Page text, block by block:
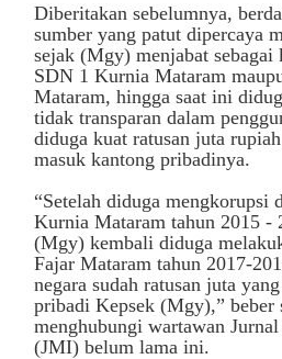
Diberitakan sebelumnya,
sumber yang patut dipercaya
sejak (Mgy) menjabat sebagai
SDN 1 Kurnia Mataram
Mataram, hingga saat ini
tidak transparan dalam
diduga kuat ratusan juta
masuk kantong pribadinya.
“Setelah diduga mengkorupsi
Kurnia Mataram tahun 2015 -
(Mgy) kembali diduga
Fajar Mataram tahun 2017-
negara sudah ratusan juta
pribadi Kepsek (Mgy),” beber
menghubungi wartawan
(JMI) belum lama ini.